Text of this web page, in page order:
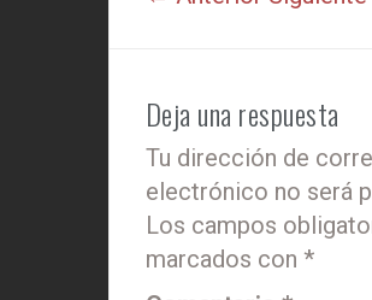
Deja una respuesta
Tu dirección de
electrónico no será
Los campos
marcados con *